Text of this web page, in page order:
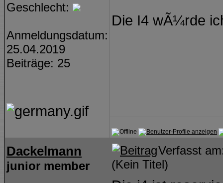
Geschlecht:
Anmeldungsdatum:
25.04.2019
Beiträge: 25
Die I4 wÃ¼rde
Dackelmann
junior member
Verfasst
(Kein Titel)